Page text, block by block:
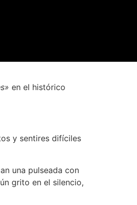
en el histórico
y sentires difíciles
una pulseada con
grito en el silencio,